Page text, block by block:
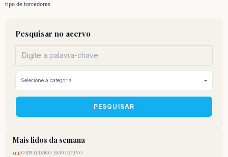
tipo de torcedores.
Pesquisar no acervo
PESQUISAR
Mais lidos da semana
01JORNALISMO ESPORTIVO